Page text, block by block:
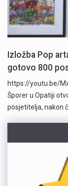
Izložba Pop
gotovo 800
https://youtu.be/
Šporer u Opatiji
posjetitelja, nakon